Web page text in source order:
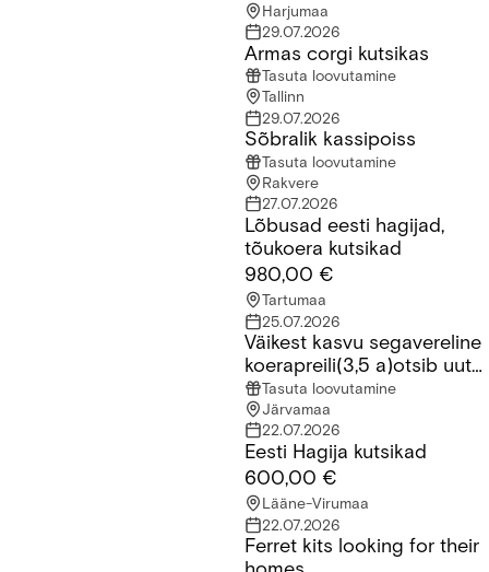
Harjumaa
29.07.2026
Armas corgi kutsikas
Tasuta loovutamine
Tallinn
29.07.2026
Sõbralik kassipoiss
Tasuta loovutamine
Rakvere
27.07.2026
Lõbusad eesti hagijad, tõukoera kutsikadLõbusad eesti hagijad,
tõukoera kutsikad
980,00 €
Tartumaa
25.07.2026
Väikest kasvu segavereline koerapreili(3,5 a)otsib uut kodu
Väikest kasvu segavereline
koerapreili(3,5 a)otsib uut
kodu
Tasuta loovutamine
Järvamaa
22.07.2026
Eesti Hagija kutsikad
600,00 €
Lääne-Virumaa
22.07.2026
Ferret kits looking for their homesFerret kits looking for their